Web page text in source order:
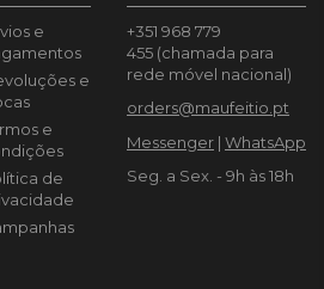
e
e
e
de
+351 968 779
455 (chamada para
rede móvel nacional)
orders@maufeitio.pt
Messenger | WhatsApp
Seg. a Sex. - 9h às 18h